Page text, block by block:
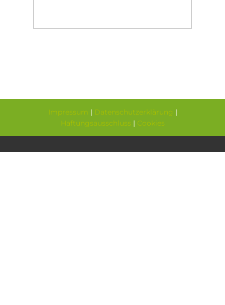
Impressum | Datenschutzerklärung |
Haftungsausschluss | Cookies